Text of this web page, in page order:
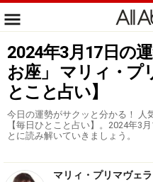
2024年3月17日の
お座」 マリィ・プ
とこと占い】
今日の運勢がサクッと分かる！ 人
【毎日ひとこと占い】。2024年3
とに読み解いていきましょう。
マリィ・プリマヴェラ